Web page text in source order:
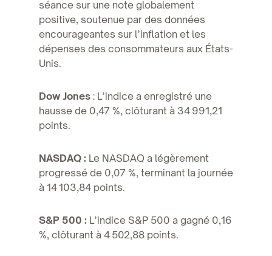
séance sur une note globalement
positive, soutenue par des données
encourageantes sur l’inflation et les
dépenses des consommateurs aux États-
Unis.
Dow Jones : L’indice a enregistré une
hausse de 0,47 %, clôturant à 34 991,21
points.
NASDAQ : Le NASDAQ a légèrement
progressé de 0,07 %, terminant la journée
à 14 103,84 points.
S&P 500 : L’indice S&P 500 a gagné 0,16
%, clôturant à 4 502,88 points.